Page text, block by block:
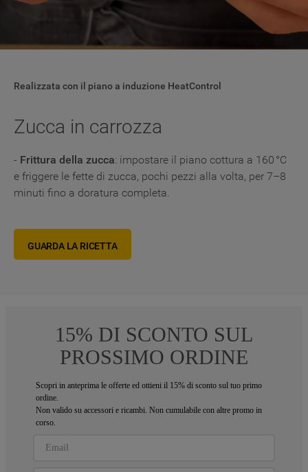
Realizzata con il piano a induzione HeatControl
Zucca in carrozza
- Frittura della zucca: impostare il piano cottura a 160 °C
e friggere le fette di zucca, pochi pezzi alla volta, per 7–8
minuti fino a doratura completa.
GUARDA LA RICETTA
15% DI SCONTO SUL
PROSSIMO ORDINE
Scopri in anteprima le offerte ed ottieni il 15% di sconto sul tuo primo
ordine.
Non valido su accessori e ricambi. Non cumulabile con altre promo in
corso.